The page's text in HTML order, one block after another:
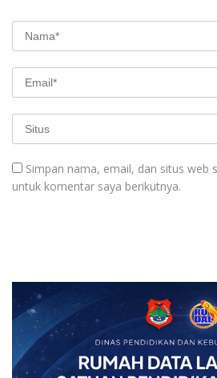
Simpan nama, email, dan situs web
untuk komentar saya berikutnya.